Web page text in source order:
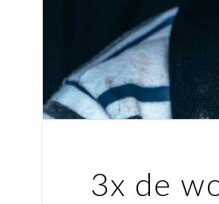
3x de